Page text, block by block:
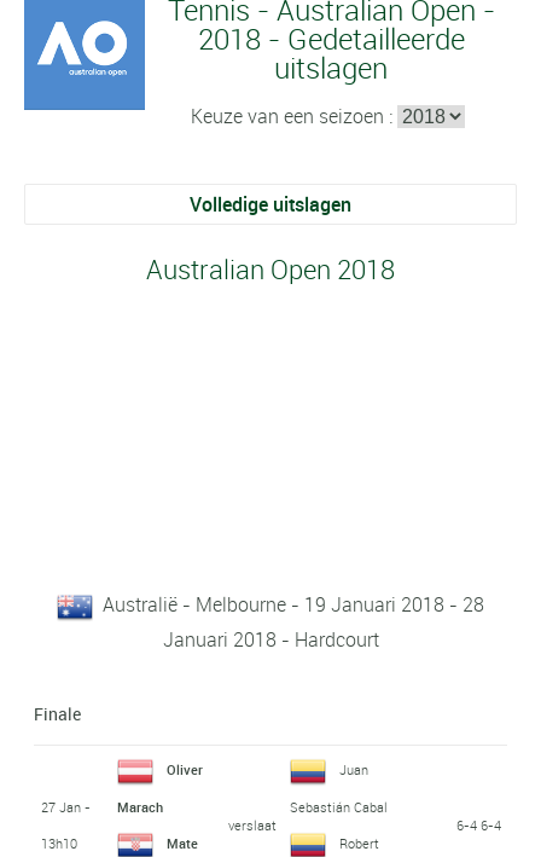
Tennis - Australian Open -
2018 - Gedetailleerde
uitslagen
Keuze van een seizoen :
Volledige uitslagen
Australian Open 2018
Australië - Melbourne - 19 Januari 2018 - 28
Januari 2018 - Hardcourt
Finale
27 Jan -
13h10
Oliver
Marach
Mate
verslaat
Juan
Sebastián Cabal
Robert
6-4 6-4